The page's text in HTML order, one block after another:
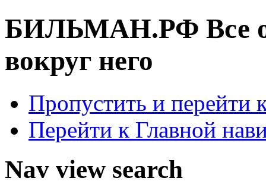
БИЛЬМАН.РФ Все
вокруг него
Пропустить и перейти
Перейти к Главной
Nav view search